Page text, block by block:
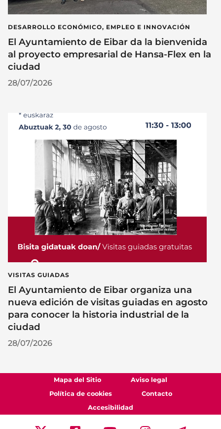
DESARROLLO ECONÓMICO, EMPLEO E INNOVACIÓN
El Ayuntamiento de Eibar da la bienvenida
al proyecto empresarial de Hansa-Flex en la
ciudad
28/07/2026
VISITAS GUIADAS
El Ayuntamiento de Eibar organiza una
nueva edición de visitas guiadas en agosto
para conocer la historia industrial de la
ciudad
28/07/2026
Mapa del Sitio
Aviso legal
Política de cookies
Contacto
Accesibilidad